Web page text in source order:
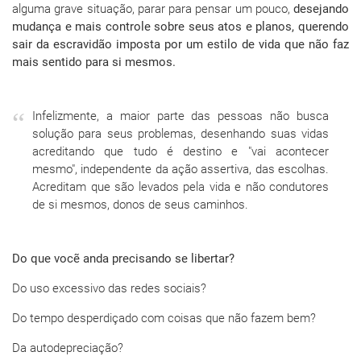
alguma grave situação, parar para pensar um pouco, desejando
mudança e mais controle sobre seus atos e planos, querendo
sair da escravidão imposta por um estilo de vida que não faz
mais sentido para si mesmos.
Infelizmente, a maior parte das pessoas não busca
solução para seus problemas, desenhando suas vidas
acreditando que tudo é destino e "vai acontecer
mesmo", independente da ação assertiva, das escolhas.
Acreditam que são levados pela vida e não condutores
de si mesmos, donos de seus caminhos.
Do que vocẽ anda precisando se libertar?
Do uso excessivo das redes sociais?
Do tempo desperdiçado com coisas que não fazem bem?
Da autodepreciação?